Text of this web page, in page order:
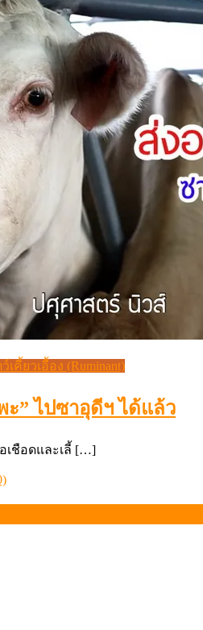
เคี้ยวเอื้อง (Ruminant)
ะ” ไปซาอุดีฯ ได้แล้ว
เชือดและเลี้ […]